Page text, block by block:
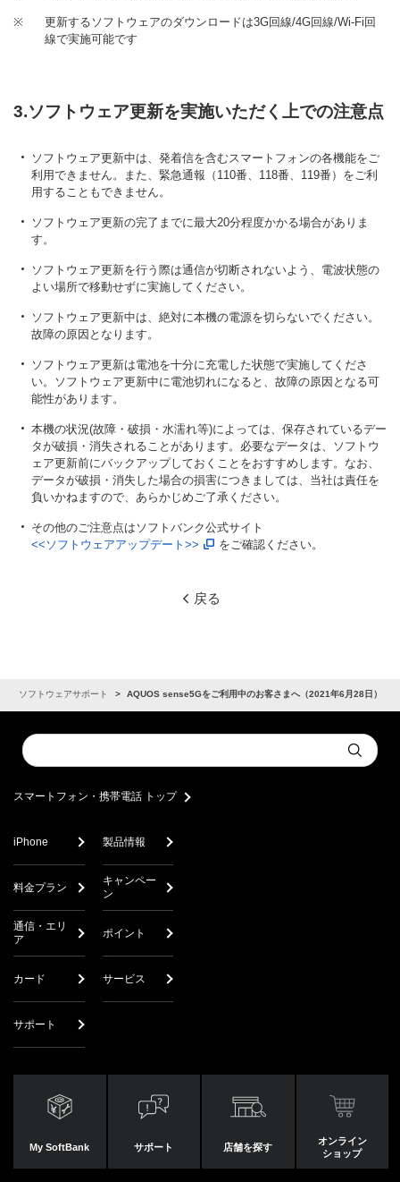
※
更新するソフトウェアのダウンロードは3G回線/4G回線/Wi-Fi回
線で実施可能です
3.ソフトウェア更新を実施いただく上での注意点
ソフトウェア更新中は、発着信を含むスマートフォンの各機能をご
利用できません。また、緊急通報（110番、118番、119番）をご利
用することもできません。
ソフトウェア更新の完了までに最大20分程度かかる場合がありま
す。
ソフトウェア更新を行う際は通信が切断されないよう、電波状態の
よい場所で移動せずに実施してください。
ソフトウェア更新中は、絶対に本機の電源を切らないでください。
故障の原因となります。
ソフトウェア更新は電池を十分に充電した状態で実施してくださ
い。ソフトウェア更新中に電池切れになると、故障の原因となる可
能性があります。
本機の状況(故障・破損・水濡れ等)によっては、保存されているデー
タが破損・消失されることがあります。必要なデータは、ソフトウ
ェア更新前にバックアップしておくことをおすすめします。なお、
データが破損・消失した場合の損害につきましては、当社は責任を
負いかねますので、あらかじめご了承ください。
その他のご注意点はソフトバンク公式サイト
<<ソフトウェアアップデート>>
をご確認ください。
戻る
ソフトウェアサポート AQUOS sense5Gをご利用中のお客さまへ（2021年6月28日）
Conduct
a
Submit
スマートフォン・携帯電話 トップ
iPhone 製品情報
料金プラン
キャンペー
ン
通信・エリ
ア
ポイント
カード サービス
サポート
My SoftBank サポート 店舗を探す
オンライン
ショップ